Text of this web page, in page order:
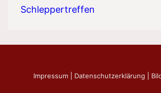
Schleppertreffen
Impressum| Datenschutzerklärung